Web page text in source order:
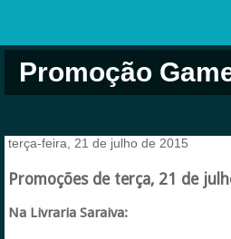
Promoção
terça-feira, 21 de julho de 2015
Promoções de terça, 21 de
Na Livraria Saraiva: